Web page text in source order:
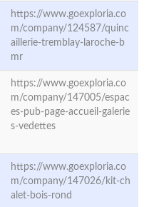
https://www.goexploria.co
m/company/124587/quinc
aillerie-tremblay-laroche-b
mr
https://www.goexploria.co
m/company/147005/espac
es-pub-page-accueil-galerie
s-vedettes
https://www.goexploria.co
m/company/147026/kit-ch
alet-bois-rond